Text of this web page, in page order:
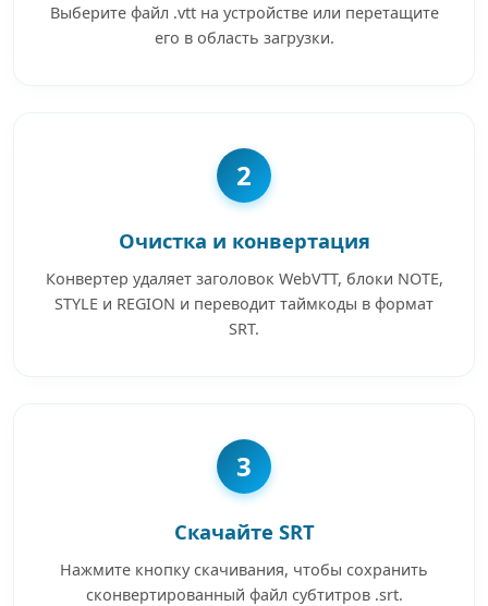
Выберите файл .vtt на устройстве или перетащите
его в область загрузки.
2
Очистка и конвертация
Конвертер удаляет заголовок WebVTT, блоки NOTE,
STYLE и REGION и переводит таймкоды в формат
SRT.
3
Скачайте SRT
Нажмите кнопку скачивания, чтобы сохранить
сконвертированный файл субтитров .srt.